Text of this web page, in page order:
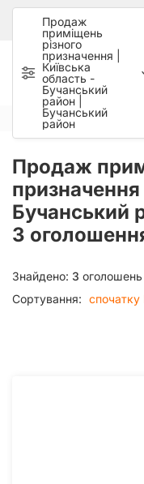
Продаж
приміщень
різного
призначення |
Київська
область -
Бучанський
район |
Бучанський
район
Aviso.ua Продаж та
Продаж
призначення
Бучанський
3
Сортування:
Знайдено: 3 оголошень